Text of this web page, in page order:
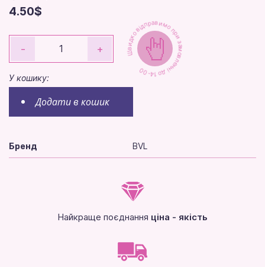
4.50$
- +
У кошику:
Додати в кошик
Швидко відправимо при замовленні до 14-00
Бренд BVL
Найкраще поєднання ціна - якість